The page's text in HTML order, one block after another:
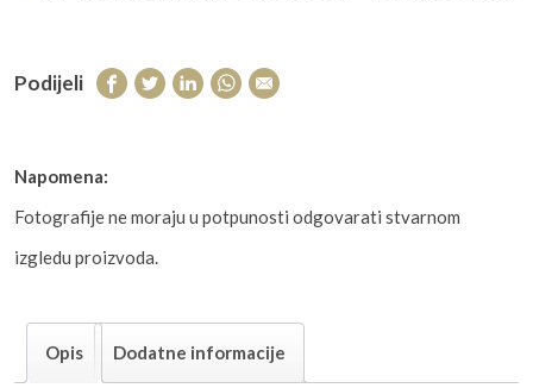
Podijeli
Napomena:
Fotografije ne moraju u potpunosti odgovarati stvarnom
izgledu proizvoda.
Opis Dodatne informacije